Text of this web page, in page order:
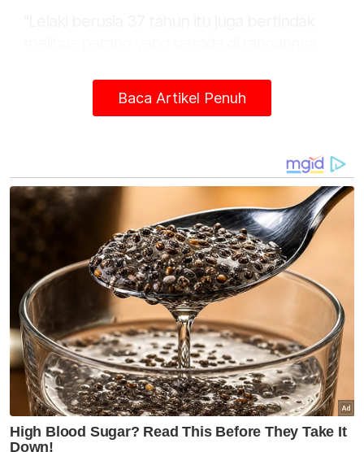
dalam satu kenyataan pada Isnin.
Beliau berkata, mangsa yang cedera telah
dibawa ke Hospital Gerik dan rawatan
dijalankan mengesahkan mangsa mengalami
kecederaan tisu lembut pada bahagian
belakang badan dan peha.
Baca Artikel Penuh